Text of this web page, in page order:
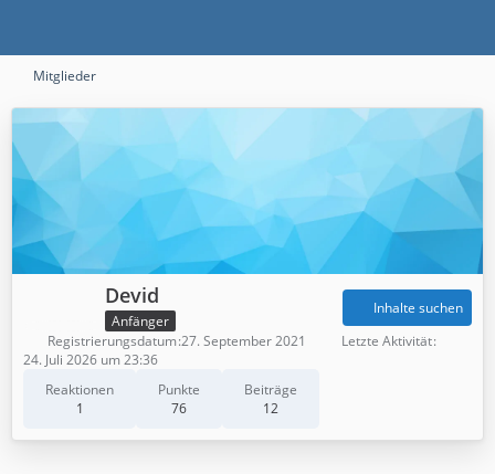
Mitglieder
Devid
Anfänger
Reaktionen
1
Punkte
76
Beiträge
12
Inhalte suchen
Registrierungsdatum 27. September 2021
Letzte Aktivität
24. Juli 2026 um 23:36